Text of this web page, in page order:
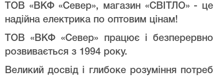
ТОВ «ВКФ «Север», магазин «СВІТЛО» - це
надійна електрика по оптовим цінам!
ТОВ «ВКФ «Север» працює і безперервно
розвивається з 1994 року.
Великий досвід і глибоке розуміння потреб